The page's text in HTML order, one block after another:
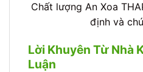
Chất lượng An Xoa
định và
Lời Khuyên Từ Nhà
Luận